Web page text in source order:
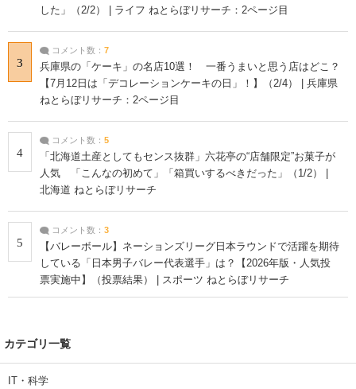
した」（2/2） | ライフ ねとらぼリサーチ：2ページ目
3
コメント数： 7
兵庫県の「ケーキ」の名店10選！ 一番うまいと思う店はどこ？
【7月12日は「デコレーションケーキの日」！】（2/4） | 兵庫県
ねとらぼリサーチ：2ページ目
4
コメント数： 5
「北海道土産としてもセンス抜群」六花亭の“店舗限定”お菓子が
人気 「こんなの初めて」「箱買いするべきだった」（1/2） |
北海道 ねとらぼリサーチ
5
コメント数： 3
【バレーボール】ネーションズリーグ日本ラウンドで活躍を期待
している「日本男子バレー代表選手」は？【2026年版・人気投
票実施中】（投票結果） | スポーツ ねとらぼリサーチ
カテゴリ一覧
IT・科学